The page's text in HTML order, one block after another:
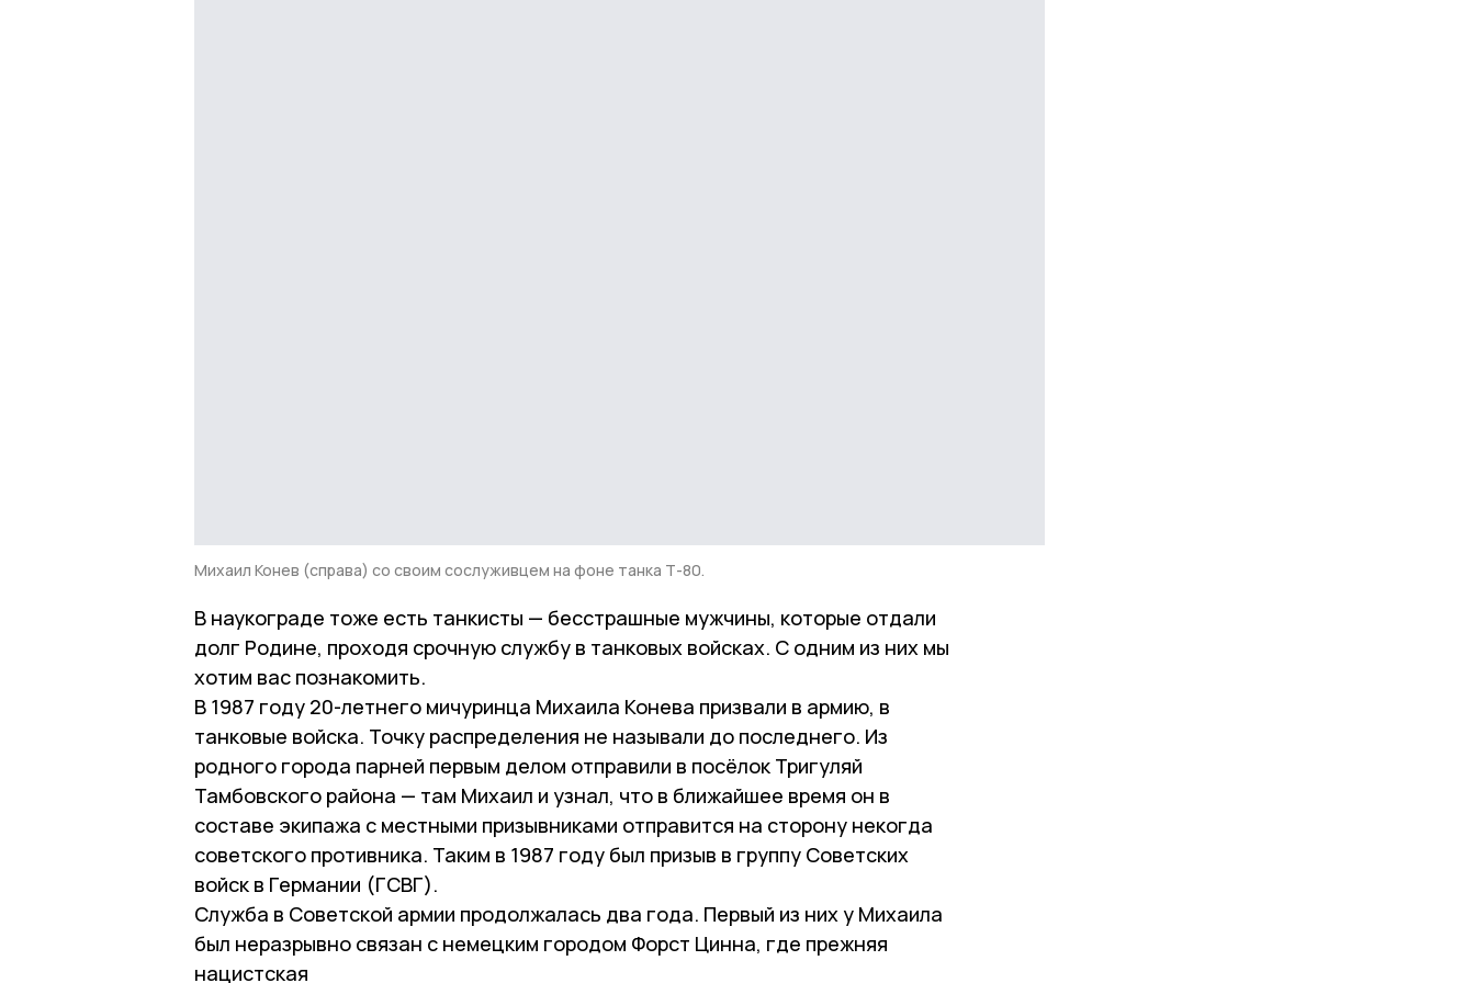
Михаил Конев (справа) со своим сослуживцем на фоне танка Т-80.
В наукограде тоже есть танкисты — бесстрашные мужчины, которые отдали
долг Родине, проходя срочную службу в танковых войсках. С одним из них мы
хотим вас познакомить.
В 1987 году 20-летнего мичуринца Михаила Конева призвали в армию, в
танковые войска. Точку распределения не называли до последнего. Из
родного города парней первым делом отправили в посёлок Тригуляй
Тамбовского района — там Михаил и узнал, что в ближайшее время он в
составе экипажа с местными призывниками отправится на сторону некогда
советского противника. Таким в 1987 году был призыв в группу Советских
войск в Германии (ГСВГ).
Служба в Советской армии продолжалась два года. Первый из них у Михаила
был неразрывно связан с немецким городом Форст Цинна, где прежняя
нацистская